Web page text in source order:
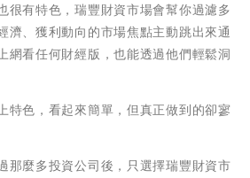
很有特色，瑞豐財資市場會幫你過濾多
濟、獲利動向的市場焦點主動跳出來通
網看任何財經版，也能透過他們輕鬆洞
特色，看起來簡單，但真正做到的卻寥
那麼多投資公司後，只選擇瑞豐財資市